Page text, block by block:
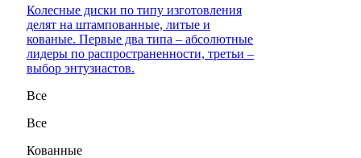
Колесные диски по типу изготовления
делят на штампованные, литые и
кованые. Первые два типа – абсолютные
лидеры по распространенности, третьи –
выбор энтузиастов.
Все
Все
Кованные